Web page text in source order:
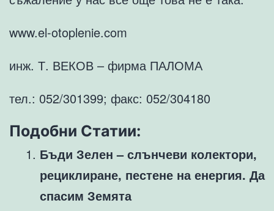
www.el-otoplenie.com
инж. Т. ВЕКОВ – фирма ПАЛОМА
тел.: 052/301399; факс: 052/304180
Подобни Статии:
Бъди Зелен – слънчеви колектори,
рециклиране, пестене на енергия. Да
спасим Земята